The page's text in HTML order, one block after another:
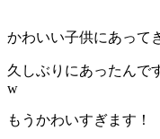
かわいい子供にあって
久しぶりにあったんで
w
もうかわいすぎます！